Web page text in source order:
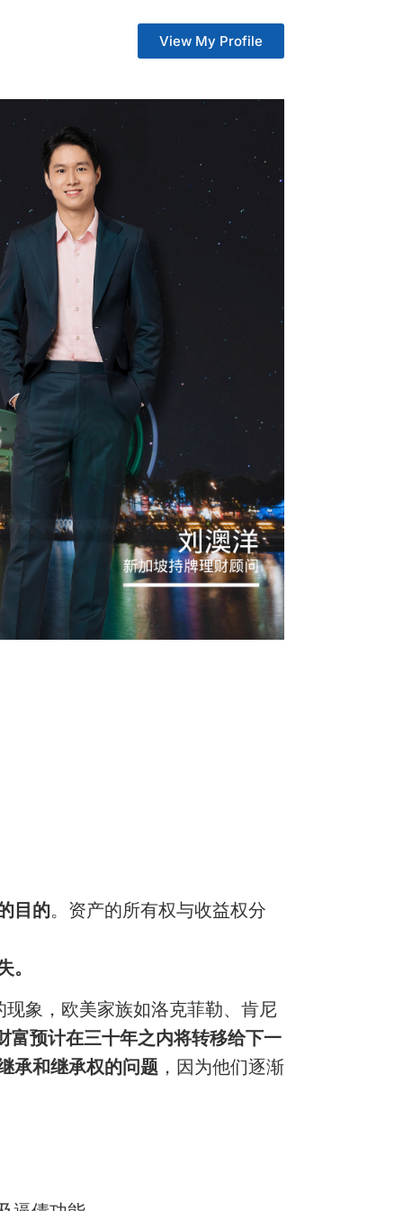
View My Profile
目的。资产的所有权与收益权分
现象，欧美家族如洛克菲勒、肯尼
富预计在三十年之内将转移给下一
承和继承权的问题 ，因为他们逐渐